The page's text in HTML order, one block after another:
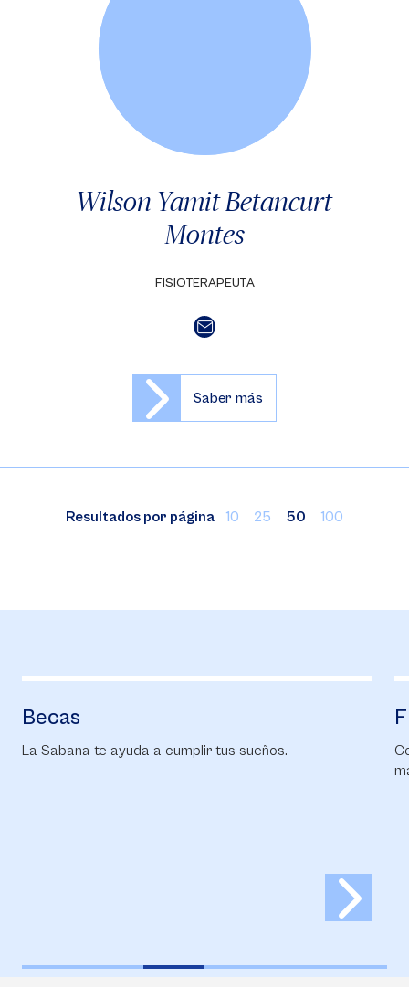
Wilson Yamit Betancurt
Montes
FISIOTERAPEUTA
Saber más
Resultados por página 10 25 50 100
Becas
La Sabana te ayuda a cumplir tus sueños.